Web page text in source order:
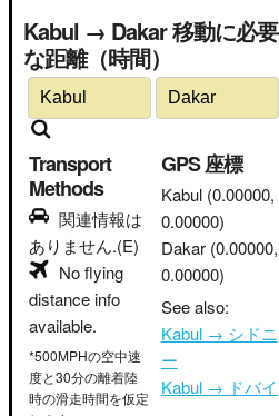
Kabul → Dakar 移動に必要
な距離（時間）
Transport
Methods
関連情報は
ありません.(E)
No flying
distance info
available.
*500MPHの空中速
度と30分の離着陸
時の滑走時間を仮定
GPS 座標
Kabul (0.00000,
0.00000)
Dakar (0.00000,
0.00000)
See also:
Kabul → シドニ
ー
Kabul → ドバイ